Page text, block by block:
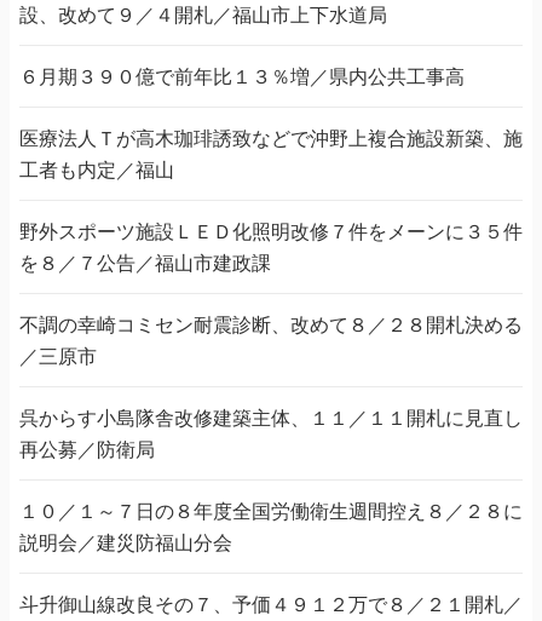
設、改めて９／４開札／福山市上下水道局
６月期３９０億で前年比１３％増／県内公共工事高
医療法人Ｔが高木珈琲誘致などで沖野上複合施設新築、施
工者も内定／福山
野外スポーツ施設ＬＥＤ化照明改修７件をメーンに３５件
を８／７公告／福山市建政課
不調の幸崎コミセン耐震診断、改めて８／２８開札決める
／三原市
呉からす小島隊舎改修建築主体、１１／１１開札に見直し
再公募／防衛局
１０／１～７日の８年度全国労働衛生週間控え８／２８に
説明会／建災防福山分会
斗升御山線改良その７、予価４９１２万で８／２１開札／